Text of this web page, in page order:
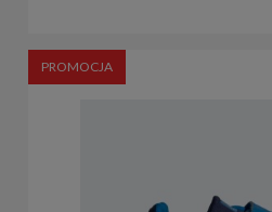
PROMOCJA